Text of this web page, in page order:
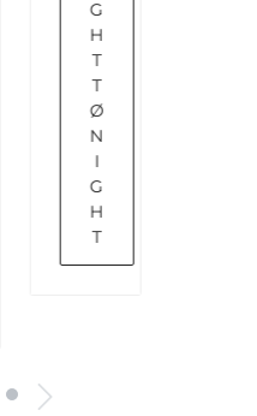
G
H
T
T
Ø
N
I
G
H
T